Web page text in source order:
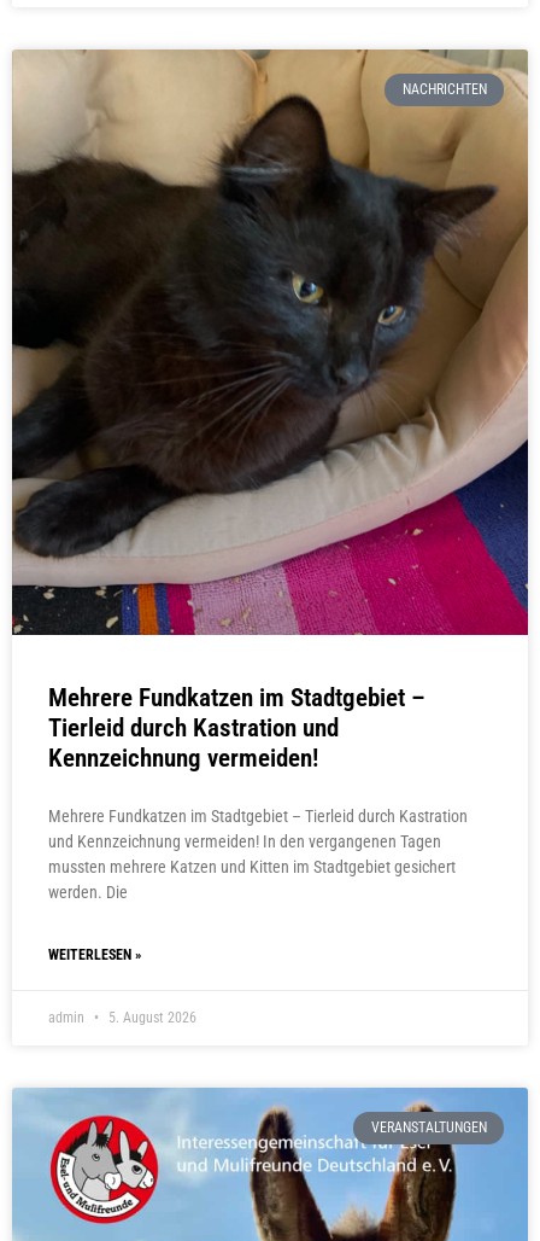
NACHRICHTEN
Mehrere Fundkatzen im Stadtgebiet –
Tierleid durch Kastration und
Kennzeichnung vermeiden!
Mehrere Fundkatzen im Stadtgebiet – Tierleid durch Kastration
und Kennzeichnung vermeiden! In den vergangenen Tagen
mussten mehrere Katzen und Kitten im Stadtgebiet gesichert
werden. Die
WEITERLESEN »
admin 5. August 2026
VERANSTALTUNGEN